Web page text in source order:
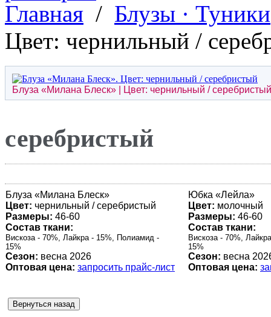
Главная / Блузы · Туники
Цвет: чернильный /
Блуза «Милана Блеск» | Цвет: чернильный / серебристый
серебристый
Блуза «Милана Блеск»
Цвет: чернильный / серебристый
Размеры: 46-60
Состав ткани:
Вискоза - 70%, Лайкра - 15%, Полиамид -
15%
Сезон: весна 2026
Оптовая цена: запросить прайс-лист
Юбка «Лейла»
Цвет: молочный
Размеры: 46-60
Состав ткани:
Вискоза - 70%,
15%
Сезон: весна
Оптовая цена: